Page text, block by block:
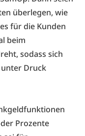
überlegen, wie
für die Kunden
beim
sodass sich
Druck
Prozente